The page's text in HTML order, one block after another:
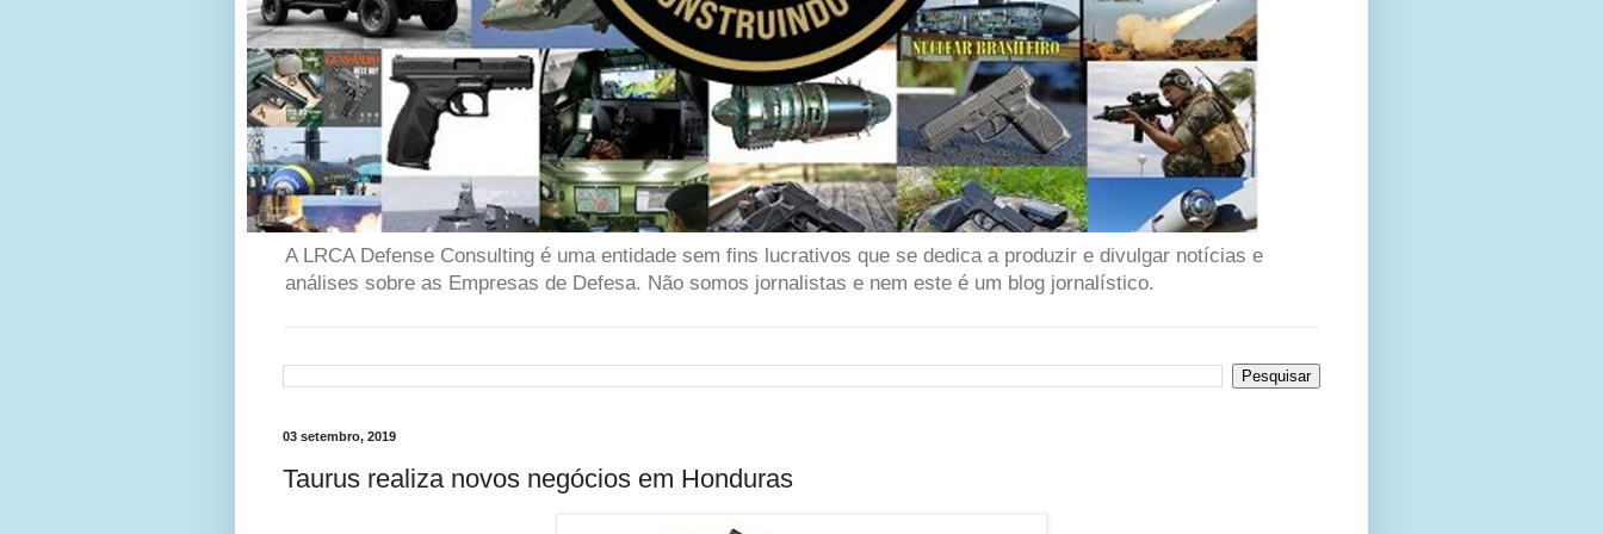
A LRCA Defense Consulting é uma entidade sem fins lucrativos que se dedica a produzir e divulgar notícias e
análises sobre as Empresas de Defesa. Não somos jornalistas e nem este é um blog jornalístico.
03 setembro, 2019
Taurus realiza novos negócios em Honduras